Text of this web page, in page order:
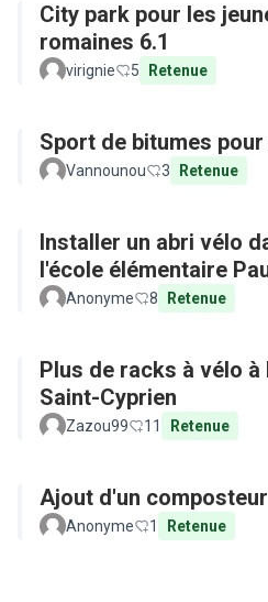
City park pour les
romaines 6.1
virignie 5 Retenue
Sport de bitumes
Vannounou 3 Retenue
Installer un abri vélo
l'école élémentaire
Anonyme 8 Retenue
Plus de racks à vélo
Saint-Cyprien
Zazou99 11 Retenue
Ajout d'un
Anonyme 1 Retenue